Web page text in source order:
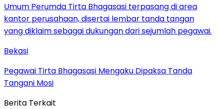
Bekasi
Pegawai Tirta Bhagasasi Mengaku Dipaksa Tanda
Tangani Mosi
Berita Terkait